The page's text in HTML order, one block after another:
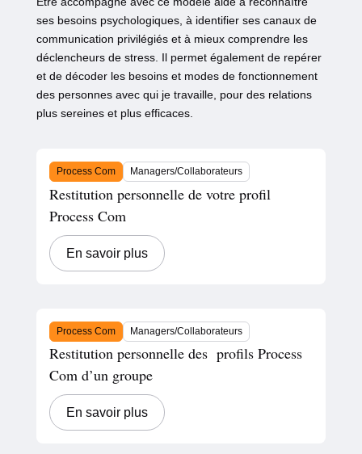
ses besoins psychologiques, à identifier ses canaux de
communication privilégiés et à mieux comprendre les
déclencheurs de stress. Il permet également de repérer
et de décoder les besoins et modes de fonctionnement
des personnes avec qui je travaille, pour des relations
plus sereines et plus efficaces.
Process Com Managers/Collaborateurs
Restitution personnelle de votre profil
Process Com
En savoir plus
Process Com Managers/Collaborateurs
Restitution personnelle des profils Process
Com d’un groupe
En savoir plus